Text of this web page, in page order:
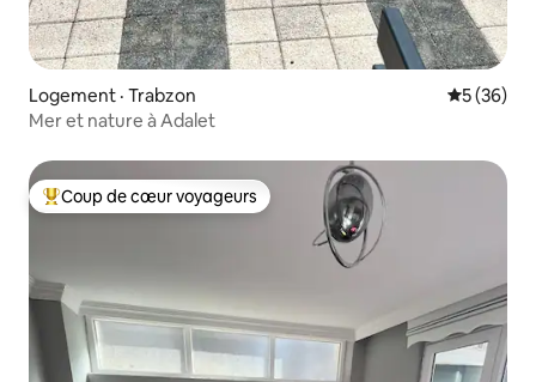
Logement · Trabzon Note
5 (36)
Mer et nature à Adalet
Coup de cœur voyageurs parmi les plus aimés
Coup de cœur voyageurs